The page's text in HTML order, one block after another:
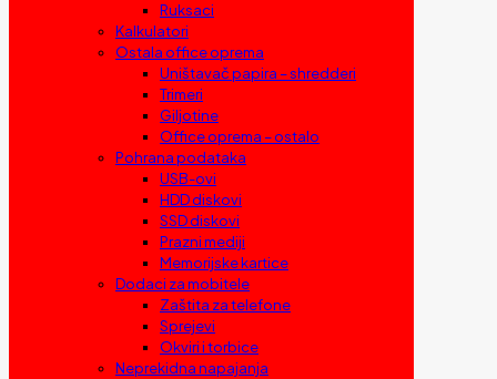
Ruksaci
Kalkulatori
Ostala office oprema
Uništavač papira – shredderi
Trimeri
Giljotine
Office oprema – ostalo
Pohrana podataka
USB-ovi
HDD diskovi
SSD diskovi
Prazni mediji
Memorijske kartice
Dodaci za mobitele
Zaštita za telefone
Sprejevi
Okviri i torbice
Neprekidna napajanja